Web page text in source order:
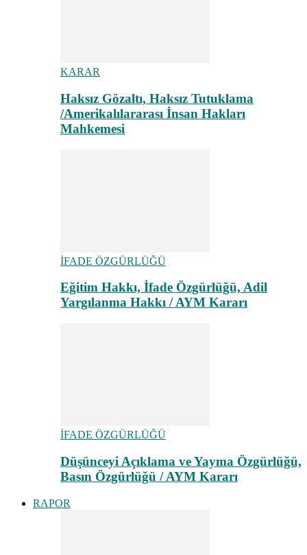
KARAR
Haksız Gözaltı, Haksız Tutuklama
/Amerikalılararası İnsan Hakları
Mahkemesi
İFADE ÖZGÜRLÜĞÜ
Eğitim Hakkı, İfade Özgürlüğü, Adil
Yargılanma Hakkı / AYM Kararı
İFADE ÖZGÜRLÜĞÜ
Düşünceyi Açıklama ve Yayma Özgürlüğü,
Basın Özgürlüğü / AYM Kararı
RAPOR